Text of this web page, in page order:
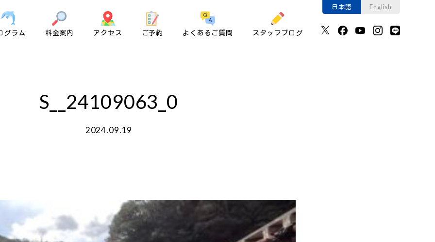
グラム 料金案内 アクセス ご予約 よくあるご質問 スタッフブログ
日本語 English
S__24109063_0
2024.09.19